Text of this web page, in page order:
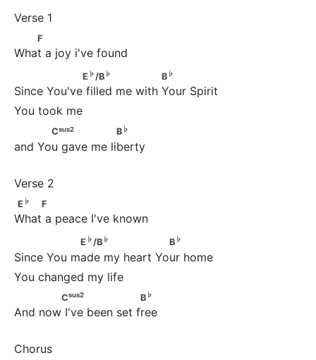
F
What a joy i've found
♭ /B♭ B
E ♭ /B ♭ B ♭
Since You've filled me with Your Spirit
Csus B
Csus2 B ♭
and You gave me liberty
E♭ F
E ♭ F
What a peace I've known
♭ /B♭ B
E ♭/B ♭ B ♭
Since You made my heart Your home
Csus2 B
Csus2 B ♭
And now I've been set free